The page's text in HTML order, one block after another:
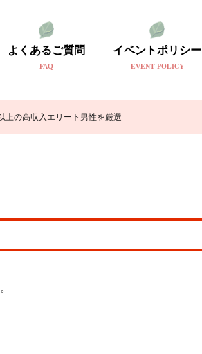
よくあるご質問
FAQ
イベントポリシー
EVENT POLICY
上の高収入エリート男性を厳選